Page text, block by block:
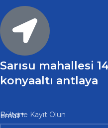
Sarısu mahallesi
konyaaltı antlaya
Bültene Kayıt Olun
Email*